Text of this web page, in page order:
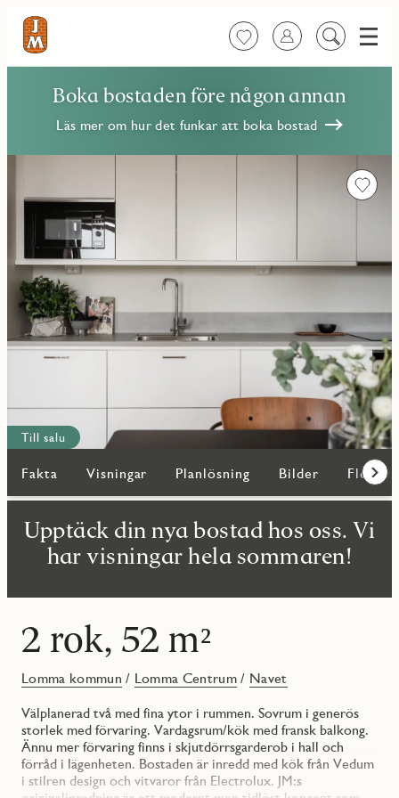
FavoriterLogga in
Sök
Meny
Boka bostaden före någon annan
Läs mer om hur det funkar att boka bostad
Till salu
Fakta Visningar Planlösning Bilder Fler
Upptäck din nya bostad hos oss. Vi
har visningar hela sommaren!
2 rok, 52 m²
Lomma kommun / Lomma Centrum/ Navet
Välplanerad två med fina ytor i rummen. Sovrum i generös
storlek med förvaring. Vardagsrum/kök med fransk balkong.
Ännu mer förvaring finns i skjutdörrsgarderob i hall och
förråd i lägenheten. Bostaden är inredd med kök från Vedum
i stilren design och vitvaror från Electrolux. JM:s